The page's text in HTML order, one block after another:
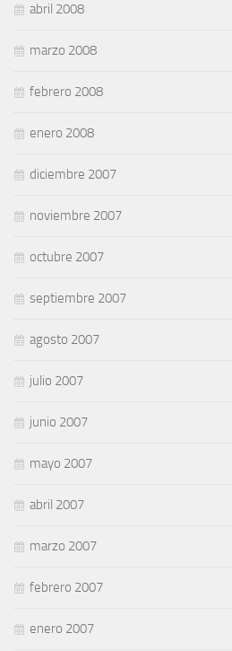
abril 2008
marzo 2008
febrero 2008
enero 2008
diciembre 2007
noviembre 2007
octubre 2007
septiembre 2007
agosto 2007
julio 2007
junio 2007
mayo 2007
abril 2007
marzo 2007
febrero 2007
enero 2007